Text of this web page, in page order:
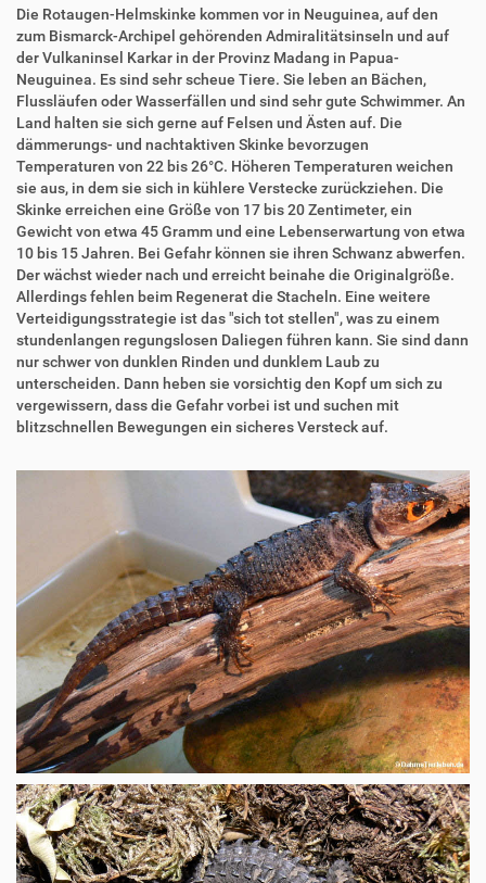
Die Rotaugen-Helmskinke kommen vor in Neuguinea, auf den
zum Bismarck-Archipel gehörenden Admiralitätsinseln und auf
der Vulkaninsel Karkar in der Provinz Madang in Papua-
Neuguinea. Es sind sehr scheue Tiere. Sie leben an Bächen,
Flussläufen oder Wasserfällen und sind sehr gute Schwimmer. An
Land halten sie sich gerne auf Felsen und Ästen auf. Die
dämmerungs- und nachtaktiven Skinke bevorzugen
Temperaturen von 22 bis 26°C. Höheren Temperaturen weichen
sie aus, in dem sie sich in kühlere Verstecke zurückziehen. Die
Skinke erreichen eine Größe von 17 bis 20 Zentimeter, ein
Gewicht von etwa 45 Gramm und eine Lebenserwartung von etwa
10 bis 15 Jahren. Bei Gefahr können sie ihren Schwanz abwerfen.
Der wächst wieder nach und erreicht beinahe die Originalgröße.
Allerdings fehlen beim Regenerat die Stacheln. Eine weitere
Verteidigungsstrategie ist das "sich tot stellen", was zu einem
stundenlangen regungslosen Daliegen führen kann. Sie sind dann
nur schwer von dunklen Rinden und dunklem Laub zu
unterscheiden. Dann heben sie vorsichtig den Kopf um sich zu
vergewissern, dass die Gefahr vorbei ist und suchen mit
blitzschnellen Bewegungen ein sicheres Versteck auf.